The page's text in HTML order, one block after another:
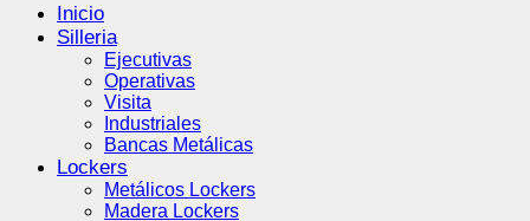
Inicio
Silleria
Ejecutivas
Operativas
Visita
Industriales
Bancas Metálicas
Lockers
Metálicos Lockers
Madera Lockers